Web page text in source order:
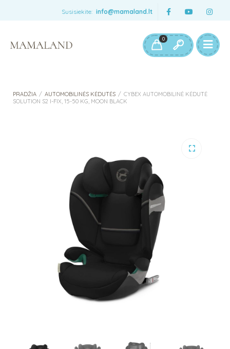
Susisiekite: info@mamaland.lt
0
PRADŽIA / AUTOMOBILINĖS KĖDUTĖS / CYBEX AUTOMOBILINĖ KĖDUTĖ
SOLUTION S2 I-FIX, 15-50 KG, MOON BLACK